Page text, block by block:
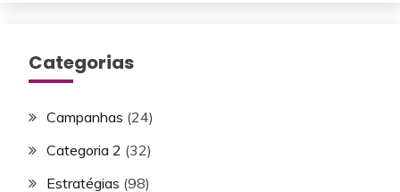
Categorias
Campanhas (24)
Categoria 2 (32)
Estratégias (98)